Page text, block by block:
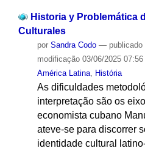
Historia y Problemática
Culturales
por Sandra Codo — publicado
modificação03/06/2025 07:56
América Latina, História
As dificuldades
interpretação são os
economista cubano
ateve-se para discorrer
identidade cultural